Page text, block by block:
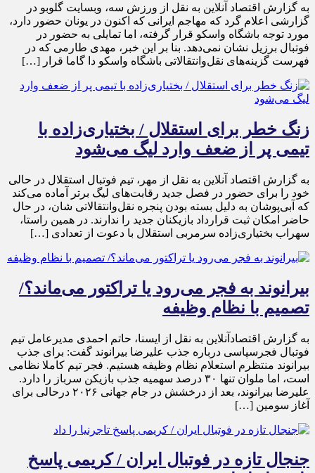
به گزارش اقتصاد آنلاین به نقل از ورزش سه، وبسایت گلوبو در
گزارشی اعلام گرد که مهاجم ایرانی که اکنون در یونان حضور دارد،
مورد توجه باشگاه واسکو قرار گرفته، اما تمایلی به حضور در
فوتبال برزیل نشان نمی‌دهد. بنا بر این خبر، مهدی طارمی که در
فهرست گزینه‌های نقل‌وانتقالاتی باشگاه واسکو دا گاما قرار […]
زنگ خطر برای استقلال / بختیاری‌زاده با
تیمی پر از ضعف وارد لیگ می‌شود
به گزارش اقتصاد آنلاین به نقل از مهر، تیم فوتبال استقلال در حالی
خود را برای حضور در فصل جدید رقابت‌های لیگ برتر آماده می‌کند
که آبی‌پوشان به دلیل بسته بودن پنجره نقل‌وانتقالاتی شان، در حال
حاضر امکان ثبت قرارداد بازیکنان جدید را ندارند. در همین راستا،
سهراب بختیاری‌زاده سرمربی استقلال با دعوت از تعدادی […]
بیرانوند به فجر می‌رود یا تراکتور می‌ماند؟/
تصمیم با نظام وظیفه
به گزارش اقتصادآنلاین به نقل از ایسنا، حاتم احمدی مدیرعامل تیم
فوتبال فجرسپاسی درباره جذب علیرضا بیرانوند گفت: برای جذب
بیرانوند منتظرم استعلام نظام وظیفه هستیم. فجر تیم کاملا نظامی
است، اما ملوان تنها ۳۰ درصد سهمیه جذب بازیکن سرباز را دارد.
علیرضا بیرانوند، بعد از درخشش در جام جهانی ۲۰۲۶ درحالی برای
آغاز سومین […]
جنجال تازه در فوتبال ایران / کریمی پاسخ